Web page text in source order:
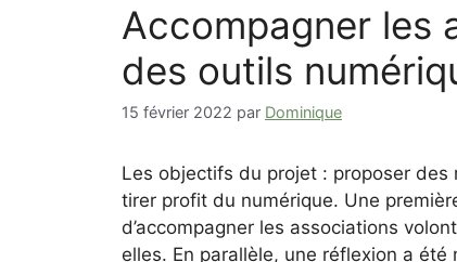
Accompagner les
des outils
15 février 2022 par Dominique
Les objectifs du projet : proposer
tirer profit du numérique. Une
d’accompagner les associations
elles. En parallèle, une réflexion a